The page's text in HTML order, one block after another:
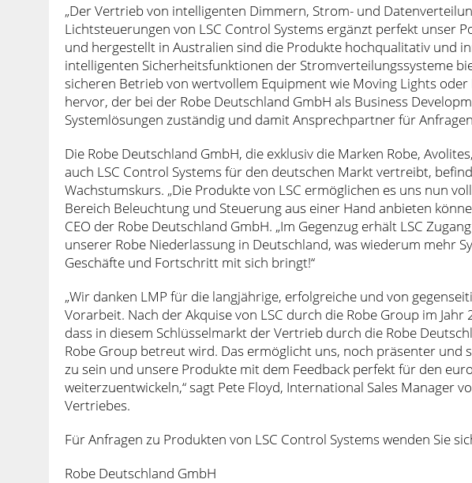
„Der Vertrieb von intelligenten Dimmern, Strom- und
Lichtsteuerungen von LSC Control Systems ergänzt perfekt unser
und hergestellt in Australien sind die Produkte hochqualitativ und
intelligenten Sicherheitsfunktionen der Stromverteilungssysteme
sicheren Betrieb von wertvollem Equipment wie Moving Lights oder
hervor, der bei der Robe Deutschland GmbH als Business
Systemlösungen zuständig und damit Ansprechpartner für
Die Robe Deutschland GmbH, die exklusiv die Marken Robe,
auch LSC Control Systems für den deutschen Markt vertreibt,
Wachstumskurs. „Die Produkte von LSC ermöglichen es uns nun
Bereich Beleuchtung und Steuerung aus einer Hand anbieten
CEO der Robe Deutschland GmbH. „Im Gegenzug erhält LSC
unserer Robe Niederlassung in Deutschland, was wiederum mehr
Geschäfte und Fortschritt mit sich bringt!“
„Wir danken LMP für die langjährige, erfolgreiche und von
Vorarbeit. Nach der Akquise von LSC durch die Robe Group im
dass in diesem Schlüsselmarkt der Vertrieb durch die Robe
Robe Group betreut wird. Das ermöglicht uns, noch präsenter und
zu sein und unsere Produkte mit dem Feedback perfekt für den
weiterzuentwickeln,“ sagt Pete Floyd, International Sales Manager
Vertriebes.
Für Anfragen zu Produkten von LSC Control Systems wenden Sie
Robe Deutschland GmbH